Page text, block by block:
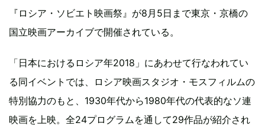
『ロシア・ソビエト映画祭』が8月5日まで東京・京橋の
国立映画アーカイブで開催されている。
「日本におけるロシア年2018」にあわせて行なわれてい
る同イベントでは、ロシア映画スタジオ・モスフィルムの
特別協力のもと、1930年代から1980年代の代表的なソ連
映画を上映。全24プログラムを通して29作品が紹介され